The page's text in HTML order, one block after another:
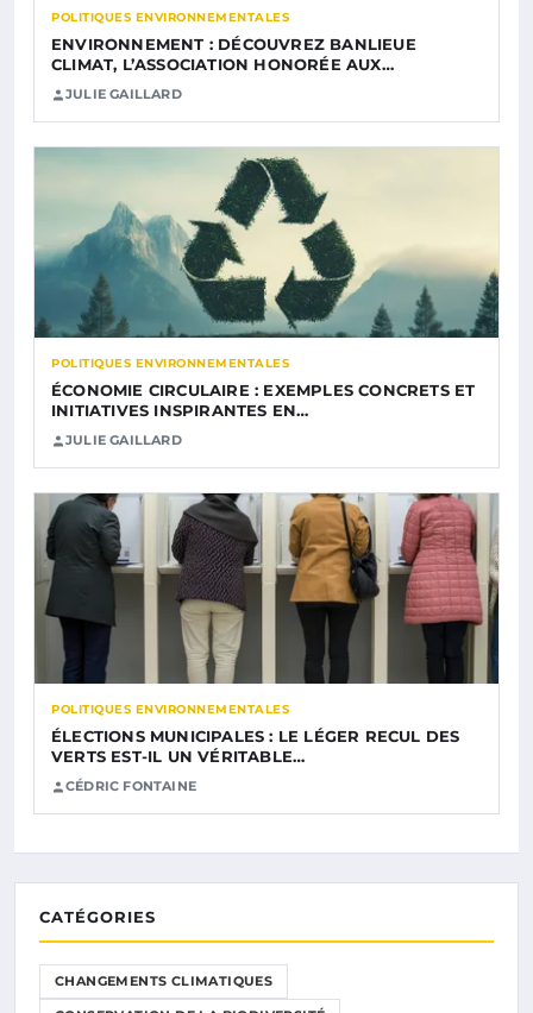
POLITIQUES ENVIRONNEMENTALES
ENVIRONNEMENT : DÉCOUVREZ BANLIEUE
CLIMAT, L’ASSOCIATION HONORÉE AUX…
JULIE GAILLARD
POLITIQUES ENVIRONNEMENTALES
ÉCONOMIE CIRCULAIRE : EXEMPLES CONCRETS ET
INITIATIVES INSPIRANTES EN…
JULIE GAILLARD
POLITIQUES ENVIRONNEMENTALES
ÉLECTIONS MUNICIPALES : LE LÉGER RECUL DES
VERTS EST-IL UN VÉRITABLE…
CÉDRIC FONTAINE
CATÉGORIES
CHANGEMENTS CLIMATIQUES